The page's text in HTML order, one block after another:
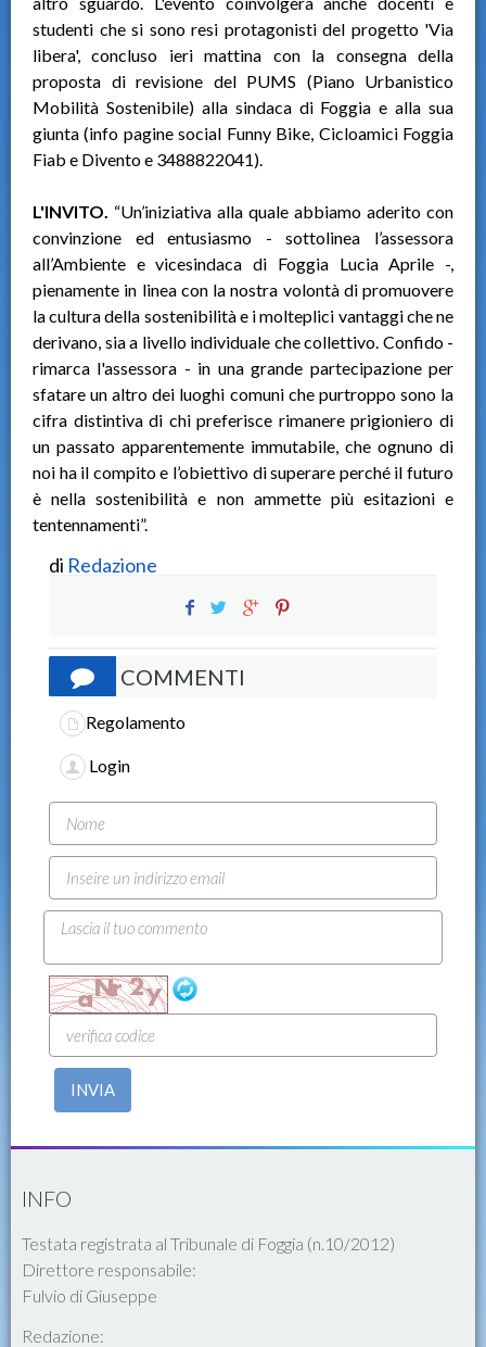
studenti che si sono resi protagonisti del progetto 'Via
libera', concluso ieri mattina con la consegna della
proposta di revisione del PUMS (Piano Urbanistico
Mobilità Sostenibile) alla sindaca di Foggia e alla sua
giunta (info pagine social Funny Bike, Cicloamici Foggia
Fiab e Divento e 3488822041).
L'INVITO. “Un’iniziativa alla quale abbiamo aderito con
convinzione ed entusiasmo - sottolinea l’assessora
all’Ambiente e vicesindaca di Foggia Lucia Aprile -,
pienamente in linea con la nostra volontà di promuovere
la cultura della sostenibilità e i molteplici vantaggi che ne
derivano, sia a livello individuale che collettivo. Confido -
rimarca l'assessora - in una grande partecipazione per
sfatare un altro dei luoghi comuni che purtroppo sono la
cifra distintiva di chi preferisce rimanere prigioniero di
un passato apparentemente immutabile, che ognuno di
noi ha il compito e l’obiettivo di superare perché il futuro
è nella sostenibilità e non ammette più esitazioni e
tentennamenti”.
di Redazione
COMMENTI
Regolamento
Login
INVIA
INFO
Testata registrata al Tribunale di Foggia (n.10/2012)
Direttore responsabile:
Fulvio di Giuseppe
Redazione: